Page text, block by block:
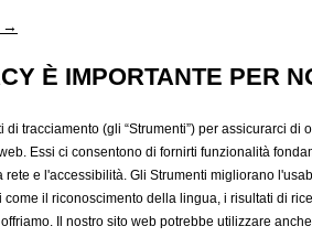
7
6
7
€
I
i
y
u
p
d
tipo di sporco. Ideale per trasportare
→
È IMPORTANTE PER
tracciamento (gli “Strumenti”) per assicurarci di
Essi ci consentono di fornirti funzionalità
e l'accessibilità. Gli Strumenti migliorano
il riconoscimento della lingua, i risultati di
Il nostro sito web potrebbe utilizzare